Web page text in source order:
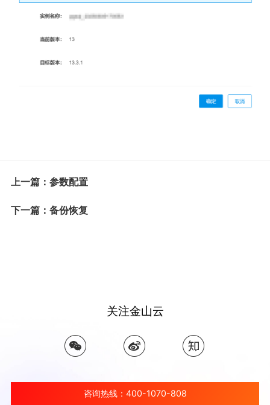
上一篇：参数配置
下一篇：备份恢复
关注金山云
咨询热线：400-1070-808